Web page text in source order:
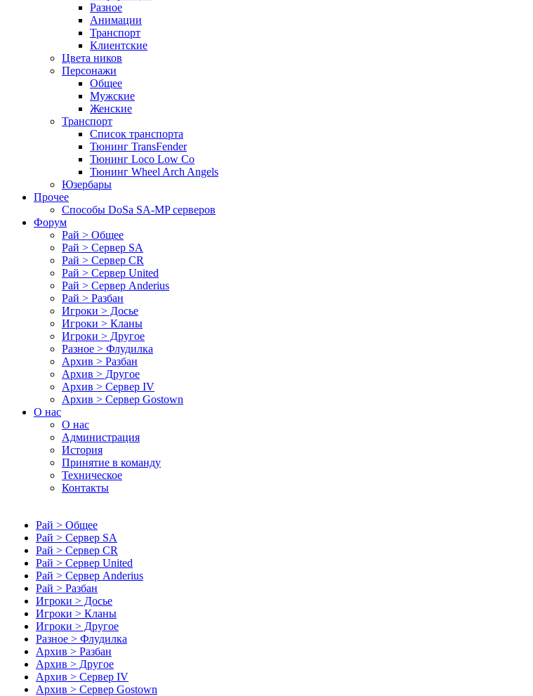
Разное
Анимации
Транспорт
Клиентские
Цвета ников
Персонажи
Общее
Мужские
Женские
Транспорт
Список транспорта
Тюнинг TransFender
Тюнинг Loco Low Co
Тюнинг Wheel Arch Angels
Юзербары
Прочее
Cпособы DoSа SA-MP серверов
Форум
Рай > Общее
Рай > Сервер SA
Рай > Сервер CR
Рай > Сервер United
Рай > Сервер Anderius
Рай > Разбан
Игроки > Досье
Игроки > Кланы
Игроки > Другое
Разное > Флудилка
Архив > Разбан
Архив > Другое
Архив > Сервер IV
Архив > Сервер Gostown
О нас
О нас
Администрация
История
Принятие в команду
Техническое
Контакты
Рай > Общее
Рай > Сервер SA
Рай > Сервер CR
Рай > Сервер United
Рай > Сервер Anderius
Рай > Разбан
Игроки > Досье
Игроки > Кланы
Игроки > Другое
Разное > Флудилка
Архив > Разбан
Архив > Другое
Архив > Сервер IV
Архив > Сервер Gostown